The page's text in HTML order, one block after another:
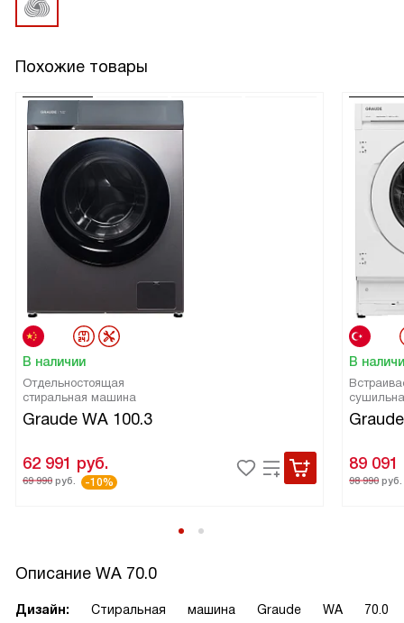
Похожие товары
В наличии
Отдельностоящая
стиральная машина
Graude WA 100.3
62 991 руб.
69 990 руб. -10%
В
89 091
98 990руб.
Описание WA 70.0
Дизайн: Стиральная машина Graude WA 70.0